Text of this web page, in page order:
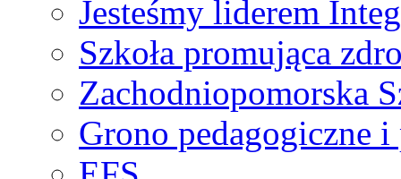
Jesteśmy liderem
Szkoła promująca
Zachodniopomorska
Grono pedagogiczne